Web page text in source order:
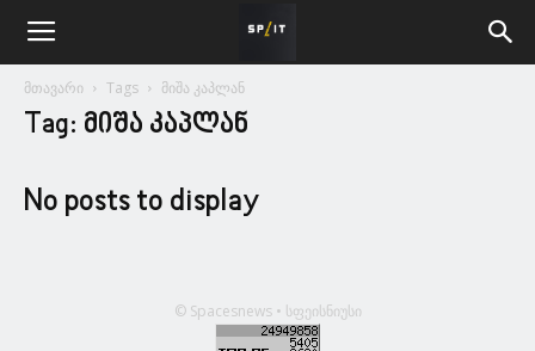
მთავარი Tags მიშა კაპლან
Tag: მიშა კაპლან
No posts to display
© Spacesnews • სფეისნიუსი